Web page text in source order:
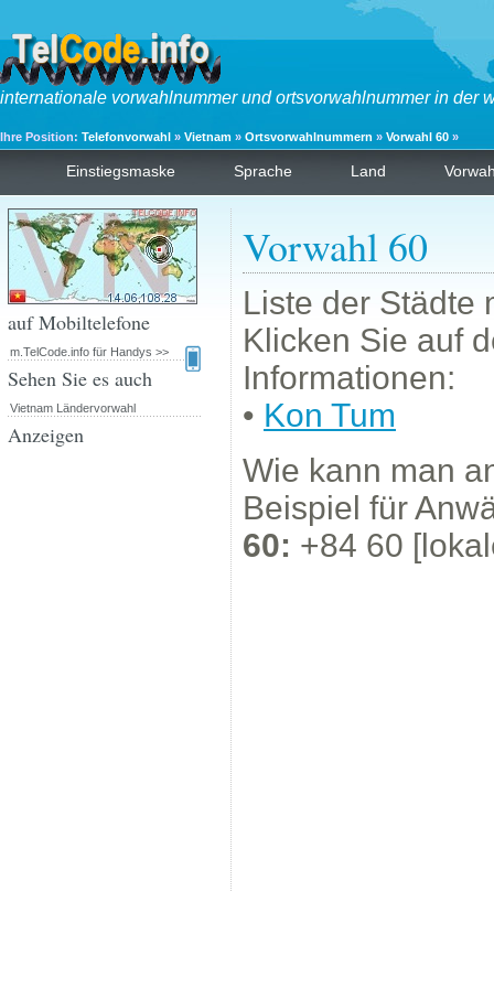
internationale vorwahlnummer und ortsvorwahlnummer in der
Ihre Position: Telefonvorwahl » Vietnam » Ortsvorwahlnummern » Vorwahl 60 »
Einstiegsmaske Sprache Land
Vorwahl 60
Liste der Städte
Klicken Sie auf
Informationen:
• Kon Tum
Wie kann man
Beispiel für
60: +84 60
auf Mobiltelefone
m.TelCode.info für Handys >>
Sehen Sie es auch
Vietnam Ländervorwahl
Anzeigen